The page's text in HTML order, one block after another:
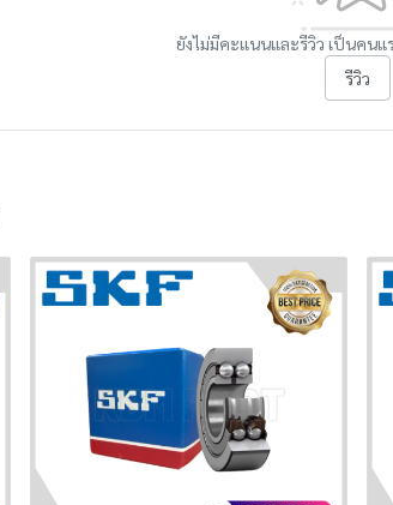
ยังไม่มีคะแนนและรีวิว เป็นคน
รีวิว